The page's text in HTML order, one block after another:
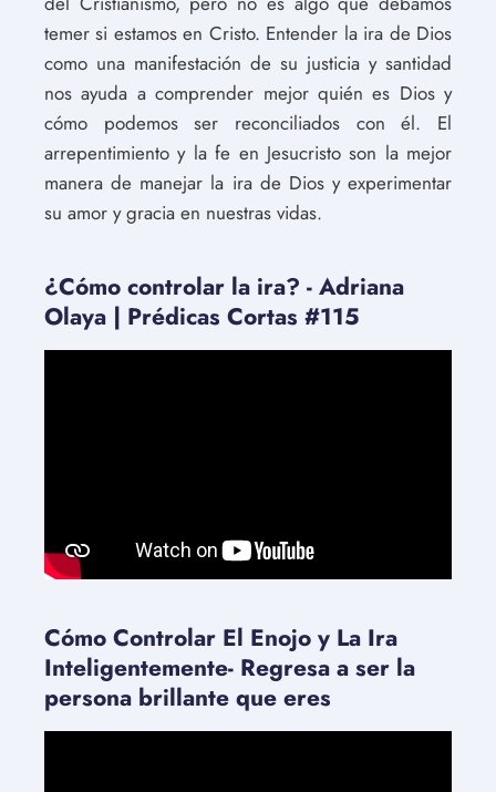
temer si estamos en Cristo. Entender la ira de Dios
como una manifestación de su justicia y santidad
nos ayuda a comprender mejor quién es Dios y
cómo podemos ser reconciliados con él. El
arrepentimiento y la fe en Jesucristo son la mejor
manera de manejar la ira de Dios y experimentar
su amor y gracia en nuestras vidas.
¿Cómo controlar la ira? - Adriana
Olaya | Prédicas Cortas #115
Cómo Controlar El Enojo y La Ira
Inteligentemente- Regresa a ser la
persona brillante que eres